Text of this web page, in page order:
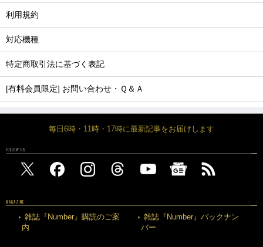
利用規約
対応機種
特定商取引法に基づく表記
[有料会員限定] お問い合わせ・Ｑ＆Ａ
毎日6時・11時・17時に最新記事をお届けします
FOLLOW US
MAGAZINE
雑誌『Number』購読のご案
内
雑誌『Number』バックナン
バー